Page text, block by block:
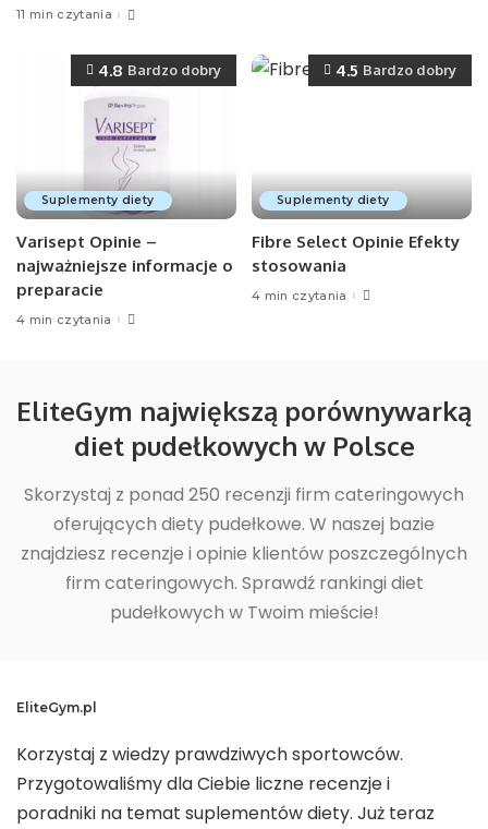
11 min czytania
Suplementy diety
4.8 Bardzo dobry
Varisept Opinie –
najważniejsze informacje o
preparacie
4 min czytania
Suplementy diety
4.5 Bardzo dobry
Fibre Select Opinie Efekty
stosowania
4 min czytania
EliteGym największą porównywarką
diet pudełkowych w Polsce
Skorzystaj z ponad 250 recenzji firm cateringowych
oferujących diety pudełkowe. W naszej bazie
znajdziesz recenzje i opinie klientów poszczególnych
firm cateringowych. Sprawdź rankingi diet
pudełkowych w Twoim mieście!
EliteGym.pl
Korzystaj z wiedzy prawdziwych sportowców.
Przygotowaliśmy dla Ciebie liczne recenzje i
poradniki na temat suplementów diety. Już teraz